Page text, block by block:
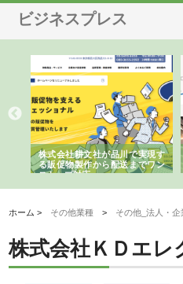
ビジネスプレス
株式会社耕文社が品川で実現す
る販促物製作から配送までワン
ストップ対応
ホーム > その他業種 > その他_法人・企
株式会社ＫＤエレ